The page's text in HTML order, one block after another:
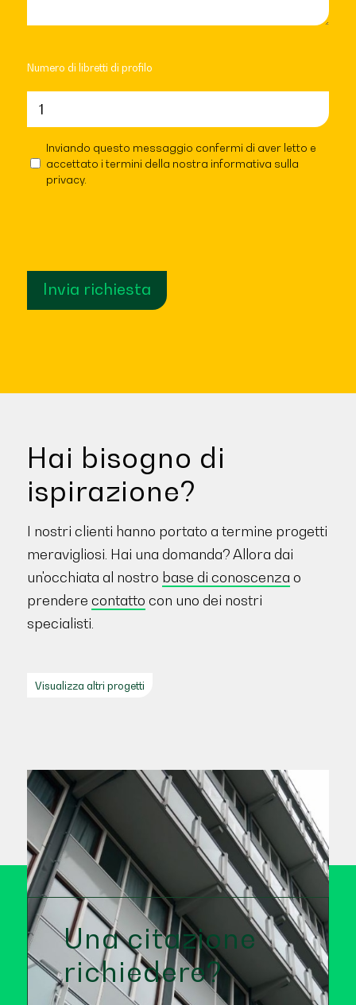
Numero di libretti di profilo
Essere
d'accordo*
Inviando questo messaggio confermi di aver letto e
accettato i termini della nostra informativa sulla
privacy.
Invia richiesta
Hai bisogno di
ispirazione?
I nostri clienti hanno portato a termine progetti
meravigliosi. Hai una domanda? Allora dai
un'occhiata al nostro base di conoscenza o
prendere contatto con uno dei nostri
specialisti.
Visualizza altri progetti
Una citazione
richiedere?